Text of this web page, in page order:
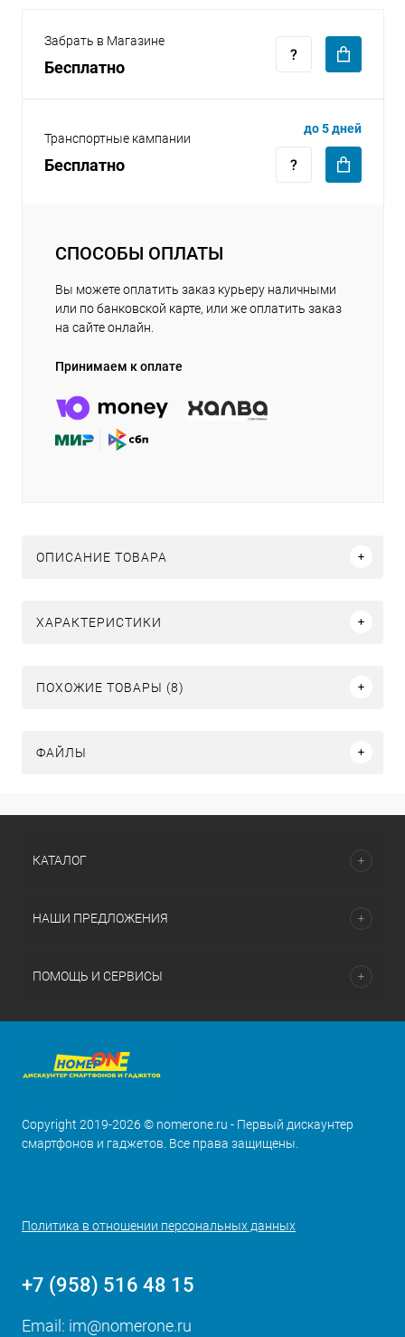
Забрать в Магазине
Бесплатно
Транспортные кампании
Бесплатно
до 5 дней
СПОСОБЫ ОПЛАТЫ
Вы можете оплатить заказ курьеру наличными
или по банковской карте, или же оплатить заказ
на сайте онлайн.
Принимаем к оплате
ОПИСАНИЕ ТОВАРА
ХАРАКТЕРИСТИКИ
ПОХОЖИЕ ТОВАРЫ (8)
ФАЙЛЫ
КАТАЛОГ
НАШИ ПРЕДЛОЖЕНИЯ
ПОМОЩЬ И СЕРВИСЫ
Copyright 2019-2026 © nomerone.ru - Первый дискаунтер
смартфонов и гаджетов. Все права защищены.
Политика в отношении персональных данных
+7 (958) 516 48 15
Email: im@nomerone.ru